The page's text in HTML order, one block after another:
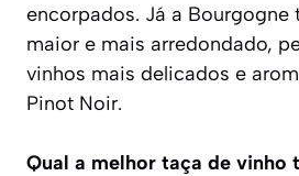
encorpados. Já a Bourgogne
maior e mais arredondado,
vinhos mais delicados e
Pinot Noir.
Qual a melhor taça de vinho